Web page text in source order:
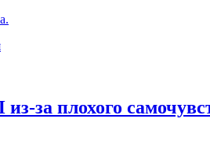
за плохого